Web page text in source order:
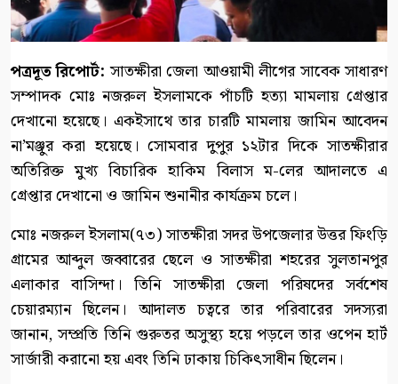
পত্রদূত রিপোর্ট: সাতক্ষীরা জেলা আওয়ামী লীগের সাবেক সাধারণ
সম্পাদক মোঃ নজরুল ইসলামকে পাঁচটি হত্যা মামলায় গ্রেপ্তার
দেখানো হয়েছে। একইসাথে তার চারটি মামলায় জামিন আবেদন
না’মঞ্জুর করা হয়েছে। সোমবার দুপুর ১২টার দিকে সাতক্ষীরার
অতিরিক্ত মুখ্য বিচারিক হাকিম বিলাস ম-লের আদালতে এ
গ্রেপ্তার দেখানো ও জামিন শুনানীর কার্যক্রম চলে।
মোঃ নজরুল ইসলাম(৭৩) সাতক্ষীরা সদর উপজেলার উত্তর ফিংড়ি
গ্রামের আব্দুল জব্বারের ছেলে ও সাতক্ষীরা শহরের সুলতানপুর
এলাকার বাসিন্দা। তিনি সাতক্ষীরা জেলা পরিষদের সর্বশেষ
চেয়ারম্যান ছিলেন। আদালত চত্বরে তার পরিবারের সদস্যরা
জানান, সম্প্রতি তিনি গুরুতর অসুস্থ্য হয়ে পড়লে তার ওপেন হার্ট
সার্জারী করানো হয় এবং তিনি ঢাকায় চিকিৎসাধীন ছিলেন।